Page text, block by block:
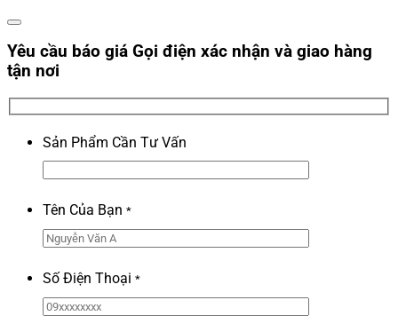
Yêu cầu báo giá Gọi điện xác nhận và giao hàng
tận nơi
Sản Phẩm Cần Tư Vấn
Tên Của Bạn *
Số Điện Thoại *